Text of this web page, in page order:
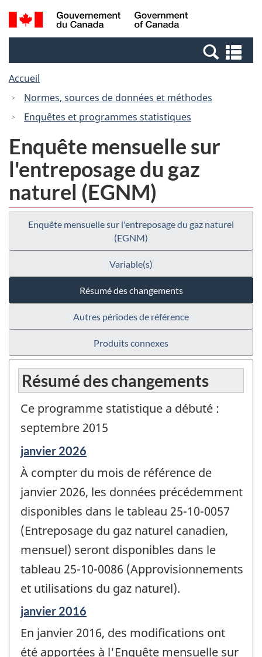
Passer
au
Passer
à
Canada
Recherche
et
et
Accueil
Normes, sources de données et méthodes
Enquêtes et programmes statistiques
Enquête mensuelle sur
l'entreposage du gaz
naturel (EGNM)
Enquête mensuelle sur l'entreposage du gaz naturel
(EGNM)
Variable(s)
Résumé des changements
Autres périodes de référence
Produits connexes
Résumé des changements
Ce programme statistique a débuté :
septembre 2015
Période
de
référence
de
changement
-
janvier 2026
À compter du mois de référence de
janvier 2026, les données précédemment
disponibles dans le tableau 25-10-0057
(Entreposage du gaz naturel canadien,
mensuel) seront disponibles dans le
tableau 25-10-0086 (Approvisionnements
et utilisations du gaz naturel).
Période
référence
de
janvier 2016
En janvier 2016, des modifications ont
été apportées à l'Enquête mensuelle sur